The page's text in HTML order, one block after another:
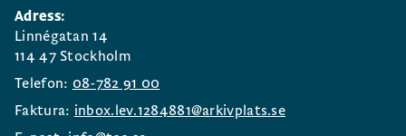
Adress:
Linnégatan 14
114 47 Stockholm
Telefon: 08-782 91 00
Faktura: inbox.lev.1284881@arkivplats.se